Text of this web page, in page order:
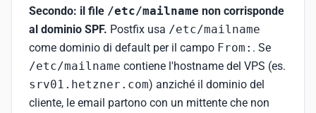
Secondo: il file /etc/mailname non corrisponde
al dominio SPF. Postfix usa /etc/mailname
come dominio di default per il campo From: . Se
/etc/mailname contiene l'hostname del VPS (es.
srv01.hetzner.com) anziché il dominio del
cliente, le email partono con un mittente che non